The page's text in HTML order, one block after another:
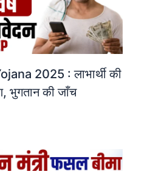
2025 : लाभार्थी की
भुगतान की जाँच